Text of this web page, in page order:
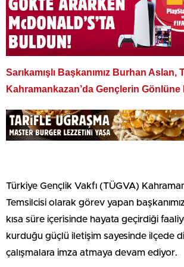
Sarıkamışlı Başkanımız Burhan Aslan,
Kahramankazan’da Gençlerin
Türkiye Gençlik Vakfı (TÜGVA)
Temsilcisi olarak görev yapan
kısa süre içerisinde hayata geçirdiği
kurduğu güçlü iletişim sayesinde ilçede
çalışmalara imza atmaya devam ediyor.